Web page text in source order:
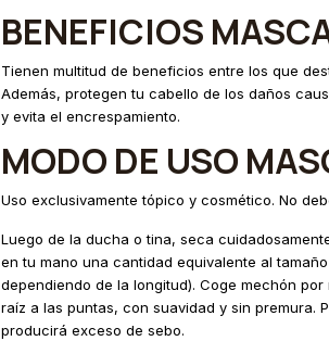
BENEFICIOS
Tienen multitud de beneficios entre los que
Además, protegen tu cabello de los daños
y evita el encrespamiento.
MODO DE USO
Uso exclusivamente tópico y cosmético. No
Luego de la ducha o tina, seca
en tu mano una cantidad equivalente al
dependiendo de la longitud). Coge mechón
raíz a las puntas, con suavidad y sin premura.
producirá exceso de sebo.